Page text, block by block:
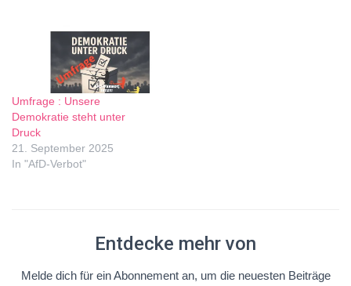
Umfrage : Unsere
Demokratie steht unter
Druck
21. September 2025
In "AfD-Verbot"
Entdecke mehr von
Melde dich für ein Abonnement an, um die neuesten Beiträge